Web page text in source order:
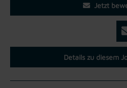
Jetzt
Details zu diesem